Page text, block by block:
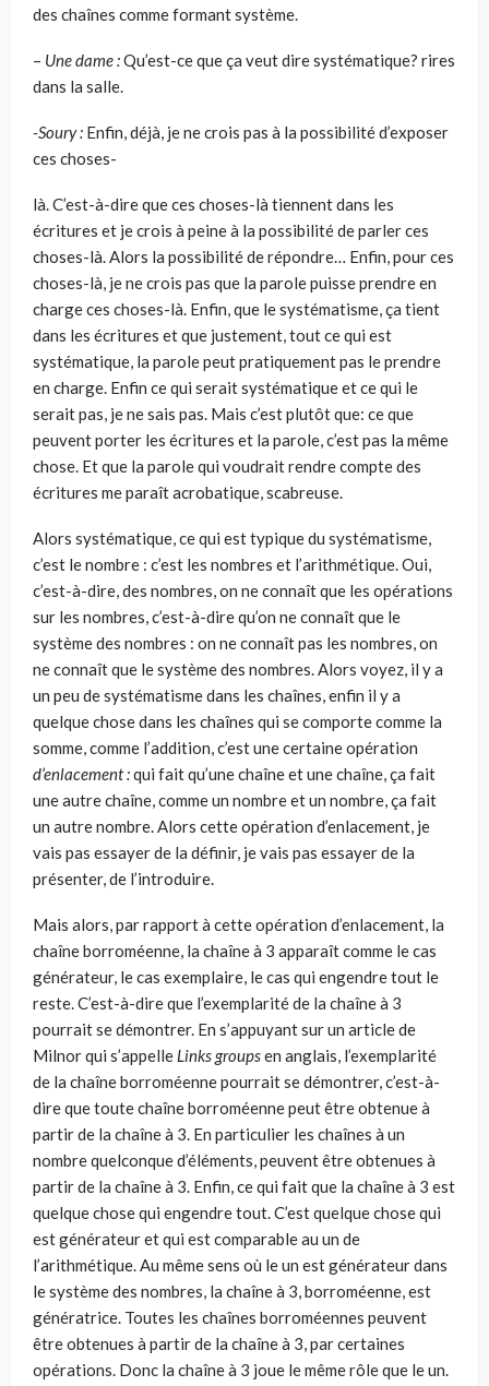
des chaînes comme formant système.
– Une dame :Qu’est-ce que ça veut dire systématique? rires
dans la salle.
-Soury : Enfin, déjà, je ne crois pas à la possibilité d’exposer
ces choses-
là. C’est-à-dire que ces choses-là tiennent dans les
écritures et je crois à peine à la possibilité de parler ces
choses-là. Alors la possibilité de répondre… Enfin, pour ces
choses-là, je ne crois pas que la parole puisse prendre en
charge ces choses-là. Enfin, que le systématisme, ça tient
dans les écritures et que justement, tout ce qui est
systématique, la parole peut pratiquement pas le prendre
en charge. Enfin ce qui serait systématique et ce qui le
serait pas, je ne sais pas. Mais c’est plutôt que: ce que
peuvent por­ter les écritures et la parole, c’est pas la même
chose. Et que la parole qui voudrait rendre compte des
écritures me paraît acrobatique, scabreuse.
Alors systématique, ce qui est typique du systématisme,
c’est le nombre : c’est les nombres et l’arithmétique. Oui,
c’est-à-dire, des nombres, on ne connaît que les opérations
sur les nombres, c’est-à-dire qu’on ne connaît que le
système des nombres : on ne connaît pas les nombres, on
ne connaît que le système des nombres. Alors voyez, il y a
un peu de systématisme dans les chaînes, enfin il y a
quelque chose dans les chaînes qui se comporte comme la
somme, comme l’addition, c’est une certaine opération
d’enlacement :qui fait qu’une chaîne et une chaîne, ça fait
une autre chaîne, comme un nombre et un nombre, ça fait
un autre nombre. Alors cette opération d’enlacement, je
vais pas essayer de la défi­nir, je vais pas essayer de la
présenter, de l’introduire.
Mais alors, par rapport à cette opération d’enlacement, la
chaîne borro­méenne, la chaîne à 3 apparaît comme le cas
générateur, le cas exemplaire, le cas qui engendre tout le
reste. C’est-à-dire que l’exemplarité de la chaî­ne à 3
pourrait se démontrer. En s’appuyant sur un article de
Milnor qui s’appelle Links groupsen anglais, l’exemplarité
de la chaîne borroméenne pourrait se démontrer, c’est-à-
dire que toute chaîne borroméenne peut être obtenue à
partir de la chaîne à 3. En particulier les chaînes à un
nombre quelconque d’éléments, peuvent être obtenues à
partir de la chaî­ne à 3. Enfin, ce qui fait que la chaîne à 3 est
quelque chose qui engendre tout. C’est quelque chose qui
est générateur et qui est comparable au un de
l’arithmétique. Au même sens où le un est générateur dans
le système des nombres, la chaîne à 3, borroméenne, est
génératrice. Toutes les chaînes borroméennes peuvent
être obtenues à partir de la chaîne à 3, par certaines
opérations. Donc la chaîne à 3 joue le même rôle que le un.